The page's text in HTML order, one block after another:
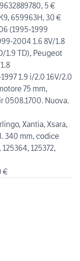
5 €
659963H, 30 €
(1995-1999
2004 1.6 8V/1.8
1.9 TD), Peugeot
1.9 i/2.0 16V/2.0
75 mm,
0508.1700. Nuova.
Xantia, Xsara,
340 mm, codice
125372,
€